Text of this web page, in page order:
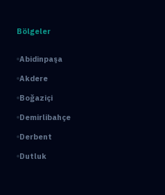
Bölgeler
Abidinpaşa
Akdere
Boğaziçi
Demirlibahçe
Derbent
Dutluk